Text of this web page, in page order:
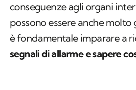
conseguenze agli organi
possono essere anche
è fondamentale imparare a
segnali di allarme e sapere